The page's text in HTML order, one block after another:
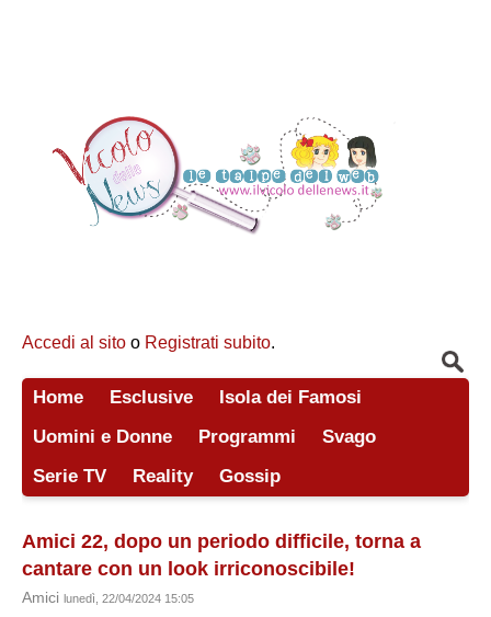
Accedi al sito o Registrati subito.
Home Esclusive
Isola dei Famosi
Uomini e Donne
Programmi
Svago
Serie TV
Reality Gossip
Amici 22, dopo un periodo difficile, torna a
cantare con un look irriconoscibile!
Amici lunedì, 22/04/2024 15:05